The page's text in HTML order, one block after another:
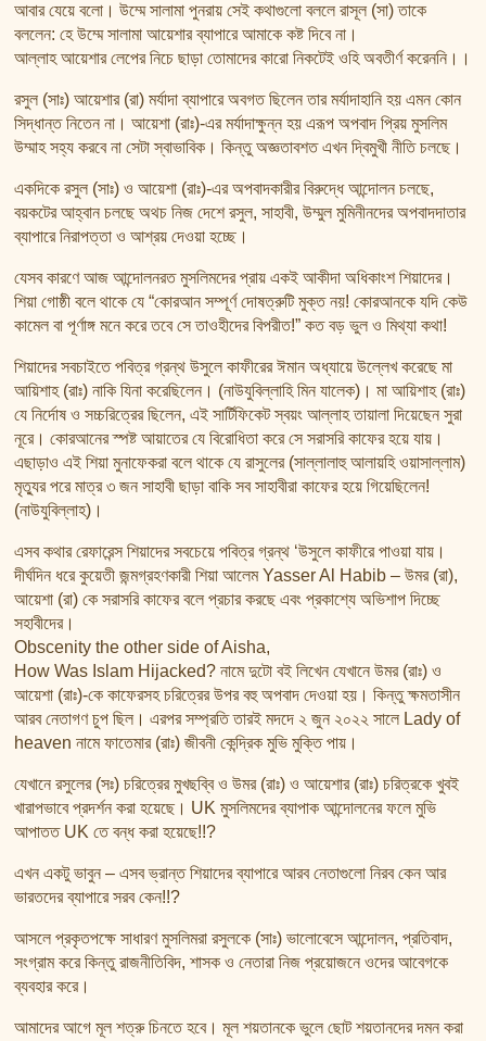
আবার যেয়ে বলো। উম্মে সালামা পুনরায় সেই কথাগুলো বললে রাসূল (সা) তাকে
বললেন: হে উম্মে সালামা আয়েশার ব্যাপারে আমাকে কষ্ট দিবে না।
আল্লাহ আয়েশার লেপের নিচে ছাড়া তোমাদের কারো নিকটেই ওহি অবতীর্ণ করেননি।।
রসুল (সাঃ) আয়েশার (রা) মর্যাদা ব্যাপারে অবগত ছিলেন তার মর্যাদাহানি হয় এমন কোন
সিদ্ধান্ত নিতেন না। আয়েশা (রাঃ)-এর মর্যাদাক্ষুন্ন হয় এরূপ অপবাদ প্রিয় মুসলিম
উম্মাহ সহ্য করবে না সেটা স্বাভাবিক। কিন্তু অজ্ঞতাবশত এখন দ্বিমুখী নীতি চলছে।
একদিকে রসুল (সাঃ) ও আয়েশা (রাঃ)-এর অপবাদকারীর বিরুদ্ধে আন্দোলন চলছে,
বয়কটের আহ্বান চলছে অথচ নিজ দেশে রসুল, সাহাবী, উম্মুল মুমিনীনদের অপবাদদাতার
ব্যাপারে নিরাপত্তা ও আশ্রয় দেওয়া হচ্ছে।
যেসব কারণে আজ আন্দোলনরত মুসলিমদের প্রায় একই আকীদা অধিকাংশ শিয়াদের।
শিয়া গোষ্ঠী বলে থাকে যে “কোরআন সম্পূর্ণ দোষত্রুটি মুক্ত নয়! কোরআনকে যদি কেউ
কামেল বা পূর্ণাঙ্গ মনে করে তবে সে তাওহীদের বিপরীত!” কত বড় ভুল ও মিথ্যা কথা!
শিয়াদের সবচাইতে পবিত্র গ্রন্থ উসুলে কাফীরের ঈমান অধ্যায়ে উল্লেখ করেছে মা
আয়িশাহ (রাঃ) নাকি যিনা করেছিলেন। (নাউযুবিল্লাহি মিন যালেক)। মা আয়িশাহ (রাঃ)
যে নির্দোষ ও সচ্চরিত্রের ছিলেন, এই সার্টিফিকেট স্বয়ং আল্লাহ তায়ালা দিয়েছেন সুরা
নূরে। কোরআনের স্পষ্ট আয়াতের যে বিরোধিতা করে সে সরাসরি কাফের হয়ে যায়।
এছাড়াও এই শিয়া মুনাফেকরা বলে থাকে যে রাসুলের (সাল্লালাহু আলায়হি ওয়াসাল্লাম)
মৃত্যুর পরে মাত্র ৩ জন সাহাবী ছাড়া বাকি সব সাহাবীরা কাফের হয়ে গিয়েছিলেন!
(নাউযুবিল্লাহ)।
এসব কথার রেফারেন্স শিয়াদের সবচেয়ে পবিত্র গ্রন্থ ‘উসুলে কাফীরে পাওয়া যায়।
দীর্ঘদিন ধরে কুয়েতী জন্মগ্রহণকারী শিয়া আলেম Yasser Al Habib – উমর (রা),
আয়েশা (রা) কে সরাসরি কাফের বলে প্রচার করছে এবং প্রকাশ্যে অভিশাপ দিচ্ছে
সহাবীদের।
Obscenity the other side of Aisha,
How Was Islam Hijacked? নামে দুটো বই লিখেন যেখানে উমর (রাঃ) ও
আয়েশা (রাঃ)-কে কাফেরসহ চরিত্রের উপর বহু অপবাদ দেওয়া হয়। কিন্তু ক্ষমতাসীন
আরব নেতাগণ চুপ ছিল। এরপর সম্প্রতি তারই মদদে ২ জুন ২০২২ সালে Lady of
heaven নামে ফাতেমার (রাঃ) জীবনী কেন্দ্রিক মুভি মুক্তি পায়।
যেখানে রসুলের (সঃ) চরিত্রের মুখছব্বি ও উমর (রাঃ) ও আয়েশার (রাঃ) চরিত্রকে খুবই
খারাপভাবে প্রদর্শন করা হয়েছে। UK মুসলিমদের ব্যাপাক আন্দোলনের ফলে মুভি
আপাতত UK তে বন্ধ করা হয়েছে!!?
এখন একটু ভাবুন – এসব ভ্রান্ত শিয়াদের ব্যাপারে আরব নেতাগুলো নিরব কেন আর
ভারতদের ব্যাপারে সরব কেন!!?
আসলে প্রকৃতপক্ষে সাধারণ মুসলিমরা রসুলকে (সাঃ) ভালোবেসে আন্দোলন, প্রতিবাদ,
সংগ্রাম করে কিন্তু রাজনীতিবিদ, শাসক ও নেতারা নিজ প্রয়োজনে ওদের আবেগকে
ব্যবহার করে।
আমাদের আগে মূল শত্রু চিনতে হবে। মূল শয়তানকে ভুলে ছোট শয়তানদের দমন করা